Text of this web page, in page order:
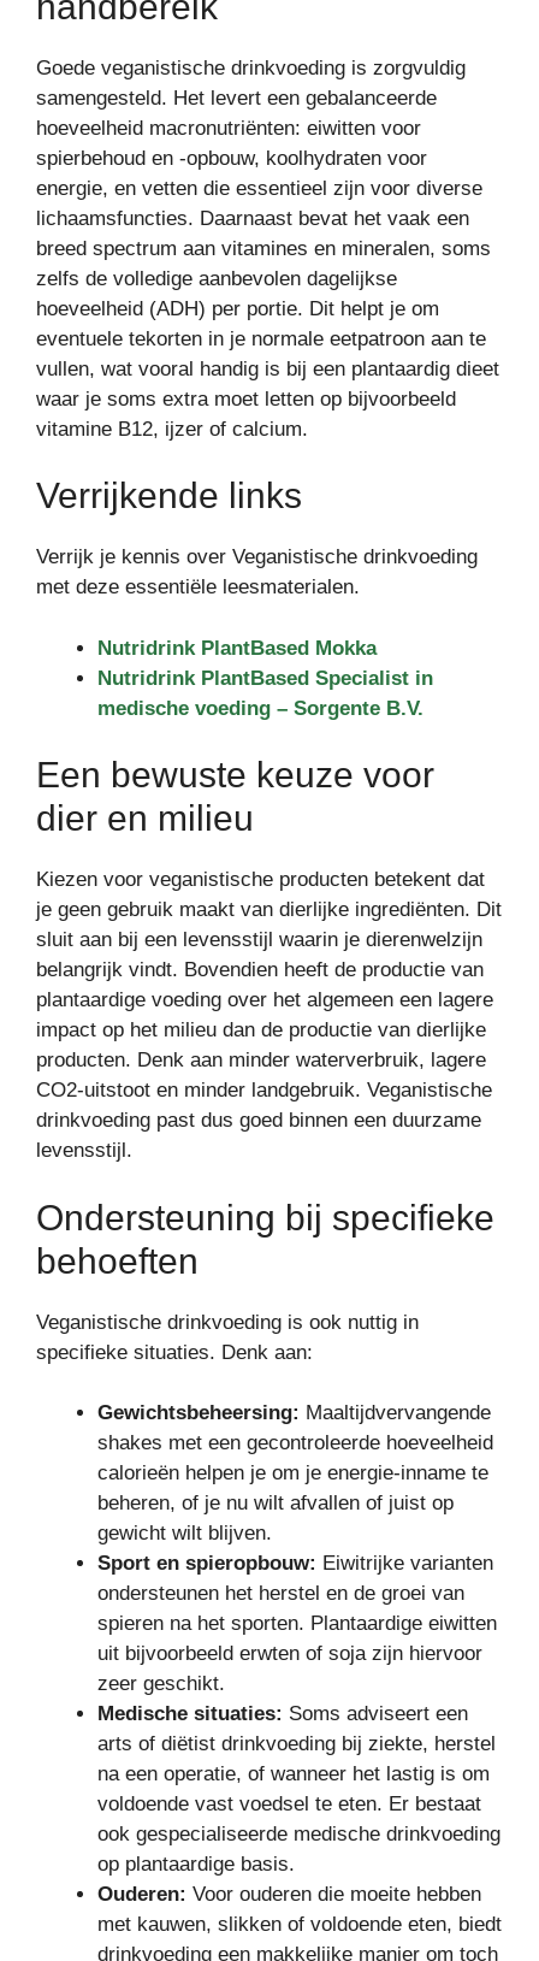
Goede veganistische drinkvoeding is zorgvuldig
samengesteld. Het levert een gebalanceerde
hoeveelheid macronutriënten: eiwitten voor
spierbehoud en -opbouw, koolhydraten voor
energie, en vetten die essentieel zijn voor diverse
lichaamsfuncties. Daarnaast bevat het vaak een
breed spectrum aan vitamines en mineralen, soms
zelfs de volledige aanbevolen dagelijkse
hoeveelheid (ADH) per portie. Dit helpt je om
eventuele tekorten in je normale eetpatroon aan te
vullen, wat vooral handig is bij een plantaardig dieet
waar je soms extra moet letten op bijvoorbeeld
vitamine B12, ijzer of calcium.
Verrijkende links
Verrijk je kennis over Veganistische drinkvoeding
met deze essentiële leesmaterialen.
Nutridrink PlantBased Mokka
Nutridrink PlantBased Specialist in
medische voeding – Sorgente B.V.
Een bewuste keuze voor
dier en milieu
Kiezen voor veganistische producten betekent dat
je geen gebruik maakt van dierlijke ingrediënten. Dit
sluit aan bij een levensstijl waarin je dierenwelzijn
belangrijk vindt. Bovendien heeft de productie van
plantaardige voeding over het algemeen een lagere
impact op het milieu dan de productie van dierlijke
producten. Denk aan minder waterverbruik, lagere
CO2-uitstoot en minder landgebruik. Veganistische
drinkvoeding past dus goed binnen een duurzame
levensstijl.
Ondersteuning bij specifieke
behoeften
Veganistische drinkvoeding is ook nuttig in
specifieke situaties. Denk aan:
Gewichtsbeheersing: Maaltijdvervangende
shakes met een gecontroleerde hoeveelheid
calorieën helpen je om je energie-inname te
beheren, of je nu wilt afvallen of juist op
gewicht wilt blijven.
Sport en spieropbouw: Eiwitrijke varianten
ondersteunen het herstel en de groei van
spieren na het sporten. Plantaardige eiwitten
uit bijvoorbeeld erwten of soja zijn hiervoor
zeer geschikt.
Medische situaties: Soms adviseert een
arts of diëtist drinkvoeding bij ziekte, herstel
na een operatie, of wanneer het lastig is om
voldoende vast voedsel te eten. Er bestaat
ook gespecialiseerde medische drinkvoeding
op plantaardige basis.
Ouderen: Voor ouderen die moeite hebben
met kauwen, slikken of voldoende eten, biedt
drinkvoeding een makkelijke manier om toch